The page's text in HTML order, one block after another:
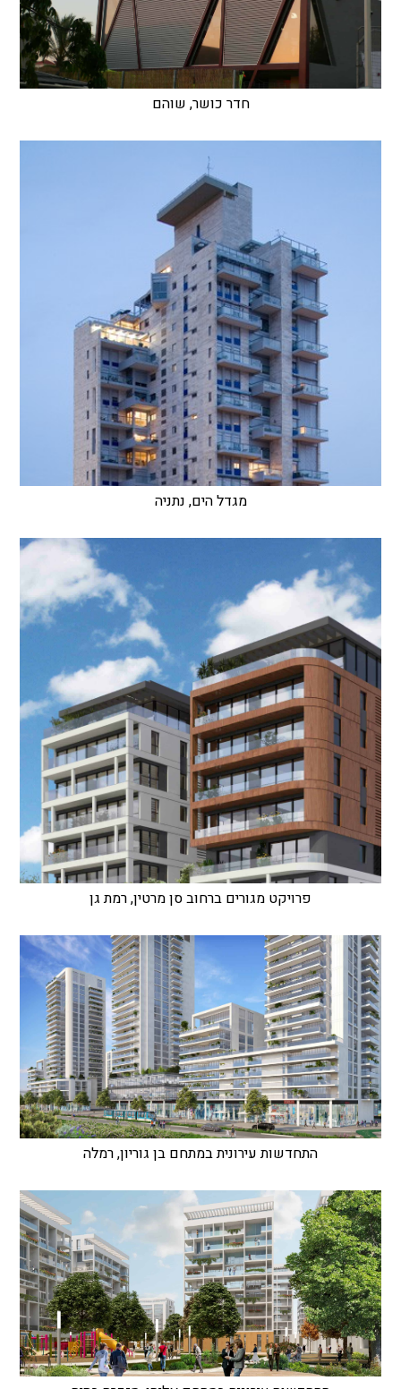
חדר כושר, שוהם
מגדל הים, נתניה
פרויקט מגורים ברחוב סן מרטין, רמת גן
התחדשות עירונית במתחם בן גוריון, רמלה